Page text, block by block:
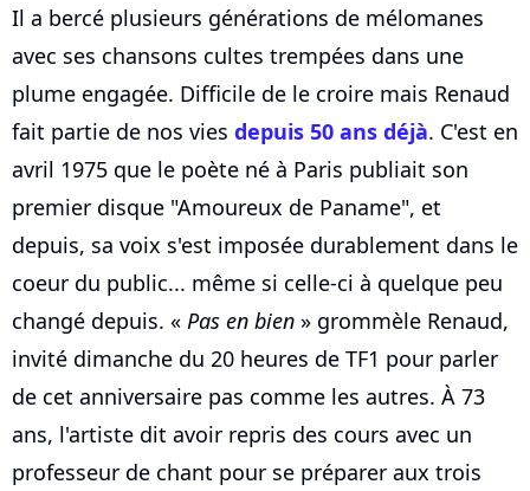
Il a bercé plusieurs générations de mélomanes
avec ses chansons cultes trempées dans une
plume engagée. Difficile de le croire mais Renaud
fait partie de nos vies depuis 50 ans déjà. C'est en
avril 1975 que le poète né à Paris publiait son
premier disque "Amoureux de Paname", et
depuis, sa voix s'est imposée durablement dans le
coeur du public... même si celle-ci à quelque peu
changé depuis. « Pas en bien » grommèle Renaud,
invité dimanche du 20 heures de TF1 pour parler
de cet anniversaire pas comme les autres. À 73
ans, l'artiste dit avoir repris des cours avec un
professeur de chant pour se préparer aux trois